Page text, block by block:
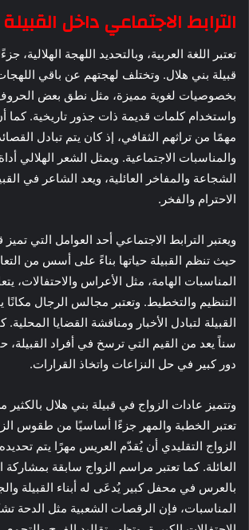
الترابط الاجتماعي داخل القبيلة
تعتبر اللغة العربية، وبالتحديد اللهجة الهلالية،
قبيلة بني هلال. وتختلف لهجتهم عن باقي
بخصوصيات لغوية مميزة، مثل نطق بعض
واستخدام كلمات قديمة ذات جذور تاريخية. كما
مهمًا من تراثهم الثقافي، إذ كان يتم تبادل
والمناسبات الاجتماعية. ويمثل الشعر الهلالي
الشجاعة والمفاخر العائلية، ويعد الشاعر في
الاحترام والفخر.
ويعتبر الترابط الاجتماعي أحد العوامل التي تميز
حيث تنظم القبيلة حياتها بناءً على أسس من
المناسبات الهامة، مثل الأعراس والاحتفالات،
التنظيم والتخطيط. وتعتبر مجالس الرجال مكانًا
القبيلة لتبادل الأخبار ومناقشة القضايا المحلية.
سناً يعد من القيم التي ترسخ في أفراد
دور كبير في حل النزاعات واتخاذ القرارات.
وتتميز عادات الزواج في قبيلة بني هلال
تعتبر الخطبة والمهر جزءًا أساسيًا من طقوس
الزواج التقليدي أن يُقدّم العريس مهرًا يتم
العائلة. كما تعتبر مراسم الزواج سابقة
بالعرس في محفل كبير يُدعَى له أبناء القبيلة
المناسبات، فإن الرقصات الشعبية مثل الدحة